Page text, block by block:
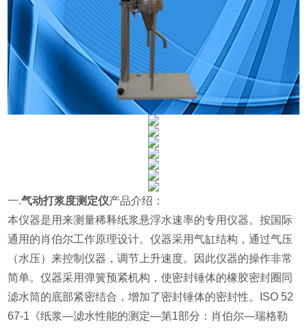
一.气动打浆度测定仪产品介绍：
本仪器是用来测量稀释纸浆悬浮水速率的专用仪器。按国际
通用的肖伯尔工作原理设计。仪器采用气缸结构，通过气压
（水压）来控制仪器，调节上升速度。因此仪器的操作非常
简单。仪器采用弹簧预紧机构，使密封锤体的橡胶密封圈同
滤水筒的底部紧密结合，增加了密封锤体的密封性。ISO 52
67-1《纸浆—滤水性能的测定—第1部分：肖伯尔—瑞格勒